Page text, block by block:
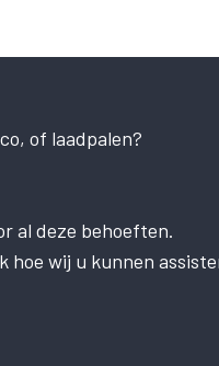
of laadpalen?
al deze behoeften.
hoe wij u kunnen